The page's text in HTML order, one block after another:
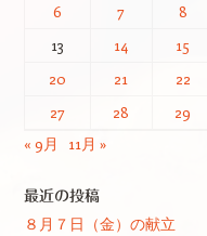
6
7 8
13
14 15
20
21 22
27
28 29
« 9月
11月 »
最近の投稿
８月７日（金）の献立